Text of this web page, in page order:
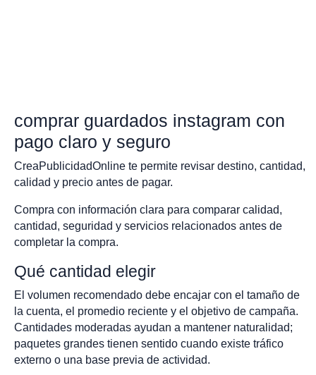
comprar guardados instagram con
pago claro y seguro
CreaPublicidadOnline te permite revisar destino, cantidad,
calidad y precio antes de pagar.
Compra con información clara para comparar calidad,
cantidad, seguridad y servicios relacionados antes de
completar la compra.
Qué cantidad elegir
El volumen recomendado debe encajar con el tamaño de
la cuenta, el promedio reciente y el objetivo de campaña.
Cantidades moderadas ayudan a mantener naturalidad;
paquetes grandes tienen sentido cuando existe tráfico
externo o una base previa de actividad.